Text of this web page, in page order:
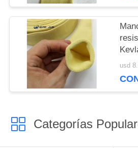
PRIVACY
POLICY
Categorías